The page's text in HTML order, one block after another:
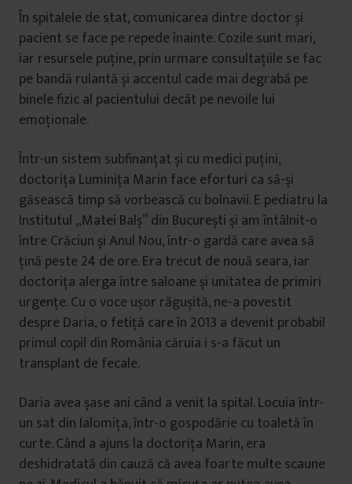
În spitalele de stat, comunicarea dintre doctor și
pacient se face pe repede înainte. Cozile sunt mari,
iar resursele puține, prin urmare consultațiile se fac
pe bandă rulantă și accentul cade mai degrabă pe
binele fizic al pacientului decât pe nevoile lui
emoționale.
Într-un sistem subfinanțat și cu medici puțini,
doctorița Luminița Marin face eforturi ca să-și
găsească timp să vorbească cu bolnavii. E pediatru la
Institutul „Matei Balș” din București și am întâlnit-o
între Crăciun și Anul Nou, într-o gardă care avea să
țină peste 24 de ore. Era trecut de nouă seara, iar
doctorița alerga între saloane și unitatea de primiri
urgențe. Cu o voce ușor răgușită, ne-a povestit
despre Daria, o fetiță care în 2013 a devenit probabil
primul copil din România căruia i s-a făcut un
transplant de fecale.
Daria avea șase ani când a venit la spital. Locuia într-
un sat din Ialomița, într-o gospodărie cu toaletă în
curte. Când a ajuns la doctorița Marin, era
deshidratată din cauză că avea foarte multe scaune